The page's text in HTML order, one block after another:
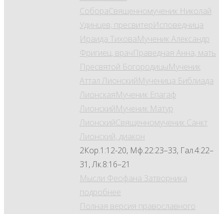
СобораСвященномученик Николай
Удинцев, пресвитерИсповедница
Ираида ТиховаМученик Александр
Фригиец, врачПраведная Анна, мать
Пресвятой БогородицыМученик
Аттал ЛионскийМученица Библиада
ЛионскаяМученик Епагаф
ЛионскийМученик Матур
ЛионскийСвященномученик Санкт
Лионский, диакон
2Кор.1:12-20, Мф.22:23–33, Гал.4:22–
31, Лк.8:16–21
Мысли Феофана Затворника
подробнее
Полная версия православного